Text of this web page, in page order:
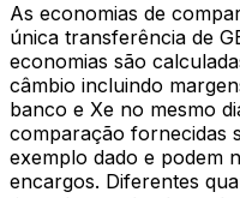
As economias de
única transferência de
economias são
câmbio incluindo
banco e Xe no mesmo
comparação fornecidas
exemplo dado e podem
encargos. Diferentes